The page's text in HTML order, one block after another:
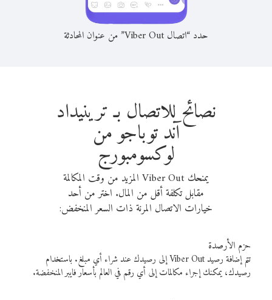
حدد “اتصال Viber Out” من عنوان المحادثة
نصائح للاتصال بـ ترينيداد
آند توباجو من
لوكسومبورج
يمنحك Viber Out المزيد من وقت المكالمة
مقابل تكلفة أقل من المال. اختر من أحد
خيارات الاتصال المرنة ذات السعر المنخفض:
حزم الأرصدة
تتم إضافة رصيد Viber Out إلى رصيدك عند شراء أي مبلغ. باستخدام
رصيدك، يمكنك إجراء مكالمات إلى أي رقم في العالم بأسعار فايبر المنخفضة.